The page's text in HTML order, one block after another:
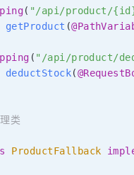
( "/api/product/
getProduct (
( "/api/product/
deductStock(
类
ProductFallback